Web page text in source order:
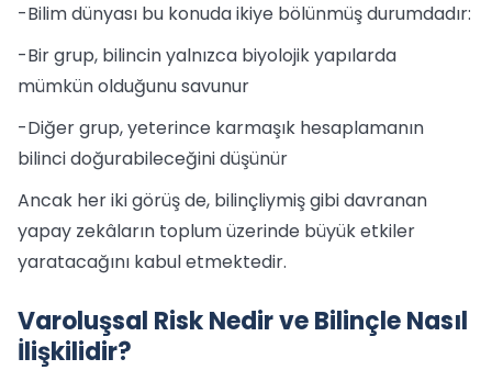
-Bilim dünyası bu konuda ikiye bölünmüş durumdadır:
-Bir grup, bilincin yalnızca biyolojik yapılarda
mümkün olduğunu savunur
-Diğer grup, yeterince karmaşık hesaplamanın
bilinci doğurabileceğini düşünür
Ancak her iki görüş de, bilinçliymiş gibi davranan
yapay zekâların toplum üzerinde büyük etkiler
yaratacağını kabul etmektedir.
Varoluşsal Risk Nedir ve Bilinçle Nasıl
İlişkilidir?